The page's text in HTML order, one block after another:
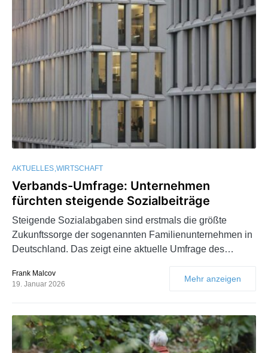
AKTUELLES WIRTSCHAFT
Verbands-Umfrage: Unternehmen
fürchten steigende Sozialbeiträge
Steigende Sozialabgaben sind erstmals die größte
Zukunftssorge der sogenannten Familienunternehmen in
Deutschland. Das zeigt eine aktuelle Umfrage des…
Frank Malcov
19. Januar 2026
Mehr anzeigen